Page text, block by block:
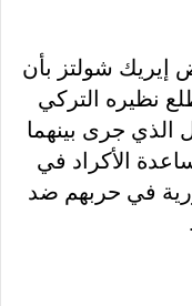
إيريك شولتز بأن
نظيره التركي
الذي جرى بينهما
الأكراد في
في حربهم ضد